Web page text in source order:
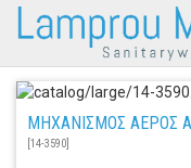
[14-3590]